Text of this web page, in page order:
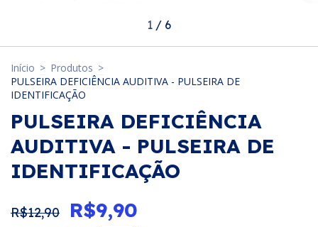
1 / 6
Início > Produtos >
PULSEIRA DEFICIÊNCIA AUDITIVA - PULSEIRA DE
IDENTIFICAÇÃO
PULSEIRA DEFICIÊNCIA
AUDITIVA - PULSEIRA DE
IDENTIFICAÇÃO
R$12,90 R$9,90